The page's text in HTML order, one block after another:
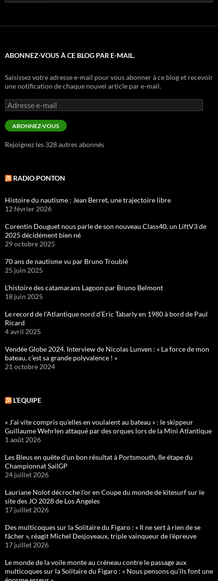
ABONNEZ-VOUS À CE BLOG PAR E-MAIL.
Saisissez votre adresse e-mail pour vous abonner à ce blog et recevoir
une notification de chaque nouvel article par e-mail.
Adresse
e-
mail
ABONNEZ-VOUS
Rejoignez les 328 autres abonnés
RADIO PONTON
Histoire du nautisme : Jean Berret, une trajectoire libre
12 février 2026
Corentin Douguet nous parle de son nouveau Class40, un LiftV3 de
2025 décidément bien né
29 octobre 2025
70 ans de nautisme vu par Bruno Troublé
25 juin 2025
L’histoire des catamarans Lagoon par Bruno Belmont
18 juin 2025
Le record de l’Atlantique nord d’Eric Tabarly en 1980 à bord de Paul
Ricard
4 avril 2025
Vendée Globe 2024. Interview de Nicolas Lunven : « La force de mon
bateau, c’est sa grande polyvalence ! »
21 octobre 2024
L’EQUIPE
« J'ai vite compris qu'elles en voulaient au bateau » : le skippeur
Guillaume Wehrlen attaqué par des orques lors de la Mini Atlantique
1 août 2026
Les Bleus en quête d'un bon résultat à Portsmouth, 8e étape du
Championnat SailGP
24 juillet 2026
Lauriane Nolot décroche l'or en Coupe du monde de kitesurf sur le
site des JO 2028 de Los Angeles
17 juillet 2026
Des multicoques sur la Solitaire du Figaro : « Il ne sert à rien de se
fâcher », réagit Michel Desjoyeaux, triple vainqueur de l'épreuve
17 juillet 2026
Le monde de la voile monte au créneau contre le passage aux
multicoques sur la Solitaire du Figaro : « Nous pensons qu'ils font une